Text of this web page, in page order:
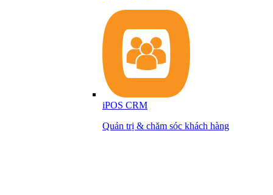
iPOS CRM
Quản trị & chăm sóc khách hàng